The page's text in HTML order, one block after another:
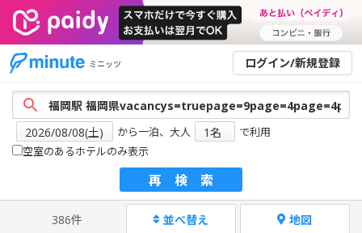
ミニッツ ログイン/新規登録
から一泊、大人
で利用
空室のあるホテルのみ表示
再検索
386件 並べ替え 地図